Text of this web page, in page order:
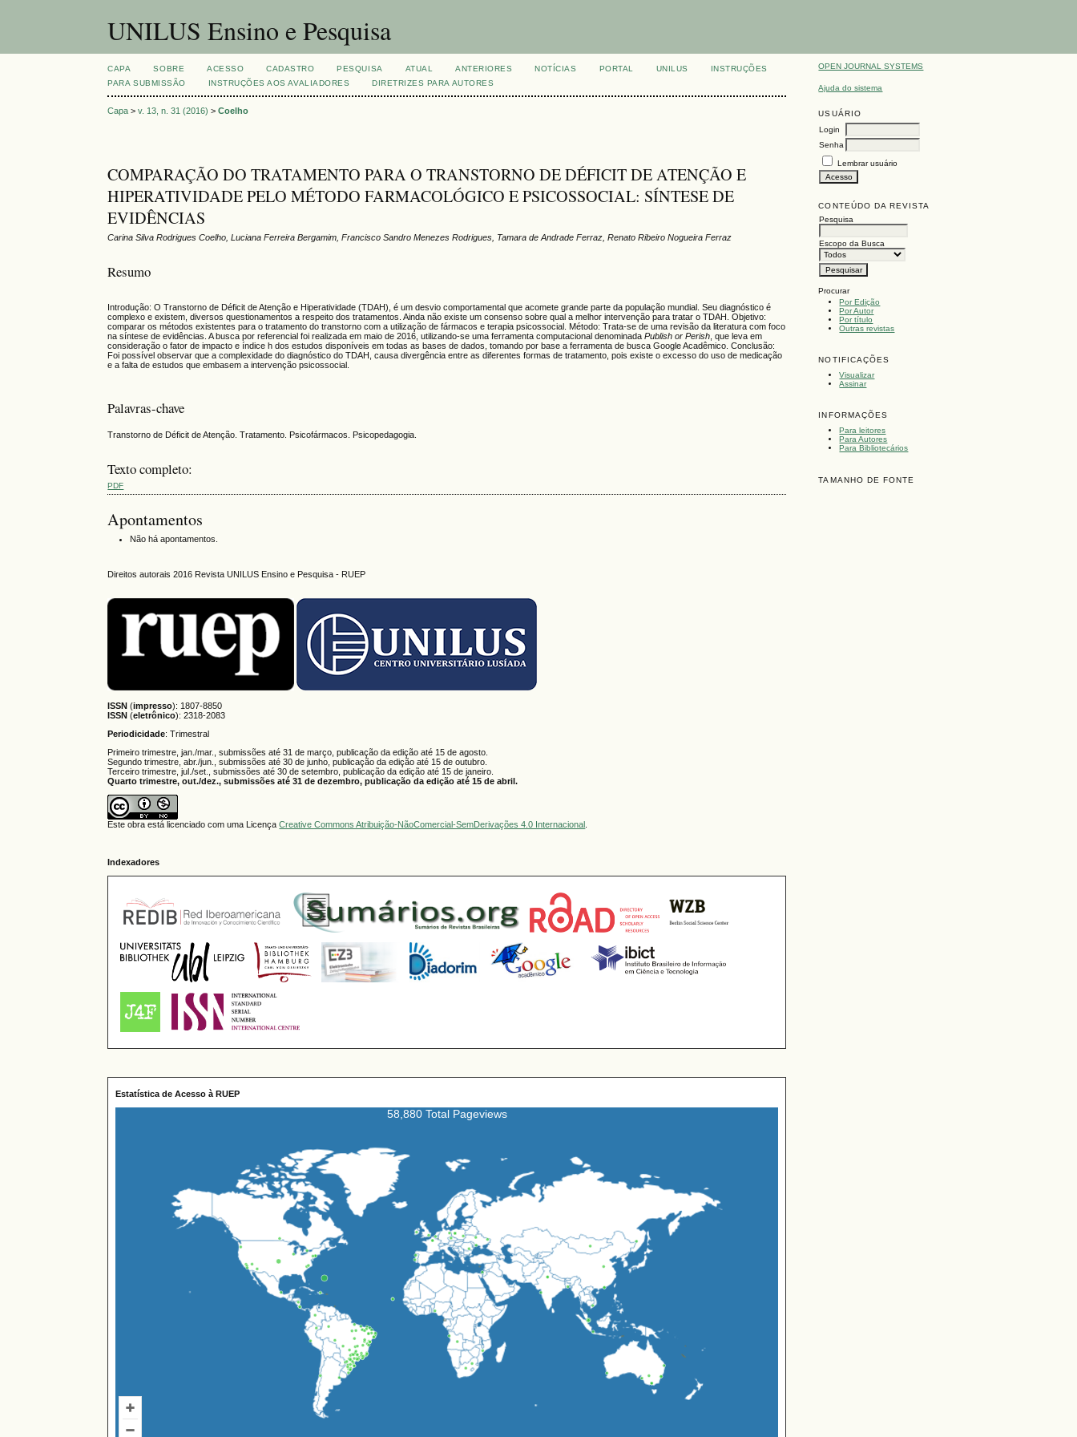
UNILUS Ensino e Pesquisa
OPEN JOURNAL SYSTEMS
Ajuda do sistema
USUÁRIO
Login
Senha
Lembrar usuário
CONTEÚDO DA REVISTA
Pesquisa
Escopo da Busca
Procurar
Por Edição
Por Autor
Por título
Outras revistas
NOTIFICAÇÕES
Visualizar
Assinar
INFORMAÇÕES
Para leitores
Para Autores
Para Bibliotecários
TAMANHO DE FONTE
CAPA SOBRE ACESSO CADASTRO PESQUISA ATUAL ANTERIORES NOTÍCIAS PORTAL UNILUS
INSTRUÇÕES
PARA SUBMISSÃO
INSTRUÇÕES AOS AVALIADORES DIRETRIZES PARA AUTORES
Capa >v. 13, n. 31 (2016) >Coelho
COMPARAÇÃO DO TRATAMENTO PARA O TRANSTORNO DE DÉFICIT DE ATENÇÃO E
HIPERATIVIDADE PELO MÉTODO FARMACOLÓGICO E PSICOSSOCIAL: SÍNTESE DE
EVIDÊNCIAS
Carina Silva Rodrigues Coelho, Luciana Ferreira Bergamim, Francisco Sandro Menezes Rodrigues, Tamara de Andrade Ferraz, Renato Ribeiro Nogueira Ferraz
Resumo
Introdução: O Transtorno de Déficit de Atenção e Hiperatividade (TDAH), é um desvio comportamental que acomete grande parte da população mundial. Seu diagnóstico é
complexo e existem, diversos questionamentos a respeito dos tratamentos. Ainda não existe um consenso sobre qual a melhor intervenção para tratar o TDAH. Objetivo:
comparar os métodos existentes para o tratamento do transtorno com a utilização de fármacos e terapia psicossocial. Método: Trata-se de uma revisão da literatura com foco
na síntese de evidências. A busca por referencial foi realizada em maio de 2016, utilizando-se uma ferramenta computacional denominadaPublish or Perish , que leva em
consideração o fator de impacto e índice h dos estudos disponíveis em todas as bases de dados, tomando por base a ferramenta de busca Google Acadêmico. Conclusão:
Foi possível observar que a complexidade do diagnóstico do TDAH, causa divergência entre as diferentes formas de tratamento, pois existe o excesso do uso de medicação
e a falta de estudos que embasem a intervenção psicossocial.
Palavras-chave
Transtorno de Déficit de Atenção. Tratamento. Psicofármacos. Psicopedagogia.
Texto completo:
PDF
Apontamentos
Não há apontamentos.
Direitos autorais 2016 Revista UNILUS Ensino e Pesquisa - RUEP
ISSN (impresso): 1807-8850
ISSN (eletrônico):2318-2083
Periodicidade: Trimestral
Primeiro trimestre, jan./mar., submissões até 31 de março, publicação da edição até 15 de agosto.
Segundo trimestre, abr./jun., submissões até 30 de junho, publicação da edição até 15 de outubro.
Terceiro trimestre, jul./set., submissões até 30 de setembro, publicação da edição até 15 de janeiro.
Quarto trimestre, out./dez., submissões até 31 de dezembro, publicação da edição até 15 de abril.
Este obra está licenciado com uma LicençaCreative Commons Atribuição-NãoComercial-SemDerivações 4.0 Internacional
Indexadores
Estatística de Acesso à RUEP
58,880 Total Pageviews